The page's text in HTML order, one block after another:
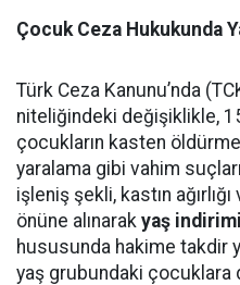
Çocuk Ceza Hukukunda
Türk Ceza Kanunu’nda
niteliğindeki değişiklikle,
çocukların kasten öldürme
yaralama gibi vahim
işleniş şekli, kastın
önüne alınarak yaş
hususunda hakime takdir
yaş grubundaki çocuklara